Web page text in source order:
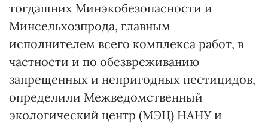
тогдашних Минэкобезопасности и
Минсельхозпрода, главным
исполнителем всего комплекса работ, в
частности и по обезвреживанию
запрещенных и непригодных пестицидов,
определили Межведомственный
экологический центр (МЭЦ) НАНУ и